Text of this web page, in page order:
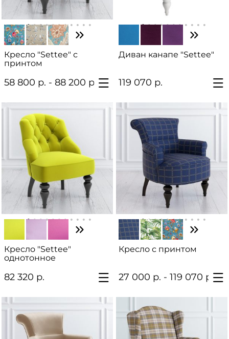
Кресло "Settee" с
принтом
58 800 р. - 88 200 р.
Диван канапе "Settee"
119 070 р.
Кресло "Settee"
однотонное
82 320 р.
Кресло с принтом
27 000 р. - 119 070 р.